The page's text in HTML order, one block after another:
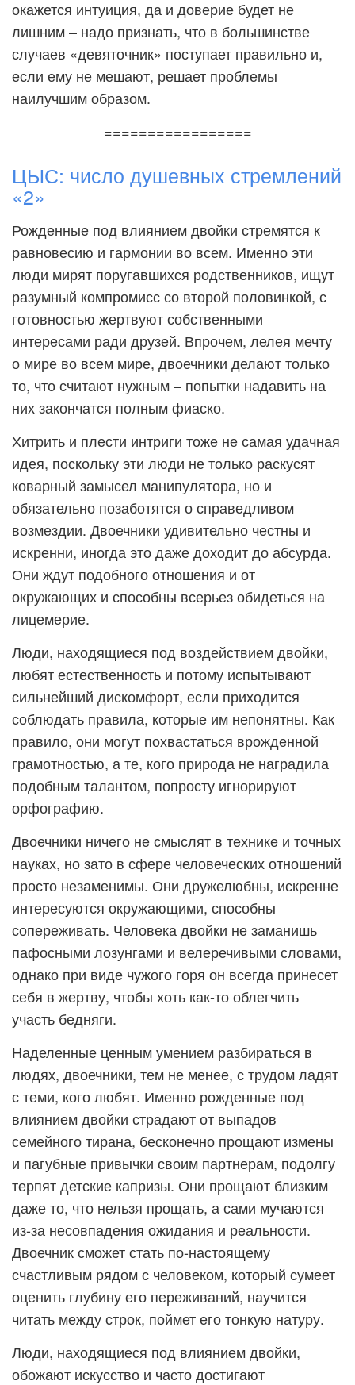
окажется интуиция, да и доверие будет не
лишним – надо признать, что в большинстве
случаев «девяточник» поступает правильно и,
если ему не мешают, решает проблемы
наилучшим образом.
=================
ЦЫС: число душевных стремлений
«2»
Рожденные под влиянием двойки стремятся к
равновесию и гармонии во всем. Именно эти
люди мирят поругавшихся родственников, ищут
разумный компромисс со второй половинкой, с
готовностью жертвуют собственными
интересами ради друзей. Впрочем, лелея мечту
о мире во всем мире, двоечники делают только
то, что считают нужным – попытки надавить на
них закончатся полным фиаско.
Хитрить и плести интриги тоже не самая удачная
идея, поскольку эти люди не только раскусят
коварный замысел манипулятора, но и
обязательно позаботятся о справедливом
возмездии. Двоечники удивительно честны и
искренни, иногда это даже доходит до абсурда.
Они ждут подобного отношения и от
окружающих и способны всерьез обидеться на
лицемерие.
Люди, находящиеся под воздействием двойки,
любят естественность и потому испытывают
сильнейший дискомфорт, если приходится
соблюдать правила, которые им непонятны. Как
правило, они могут похвастаться врожденной
грамотностью, а те, кого природа не наградила
подобным талантом, попросту игнорируют
орфографию.
Двоечники ничего не смыслят в технике и точных
науках, но зато в сфере человеческих отношений
просто незаменимы. Они дружелюбны, искренне
интересуются окружающими, способны
сопереживать. Человека двойки не заманишь
пафосными лозунгами и велеречивыми словами,
однако при виде чужого горя он всегда принесет
себя в жертву, чтобы хоть как-то облегчить
участь бедняги.
Наделенные ценным умением разбираться в
людях, двоечники, тем не менее, с трудом ладят
с теми, кого любят. Именно рожденные под
влиянием двойки страдают от выпадов
семейного тирана, бесконечно прощают измены
и пагубные привычки своим партнерам, подолгу
терпят детские капризы. Они прощают близким
даже то, что нельзя прощать, а сами мучаются
из-за несовпадения ожидания и реальности.
Двоечник сможет стать по-настоящему
счастливым рядом с человеком, который сумеет
оценить глубину его переживаний, научится
читать между строк, поймет его тонкую натуру.
Люди, находящиеся под влиянием двойки,
обожают искусство и часто достигают